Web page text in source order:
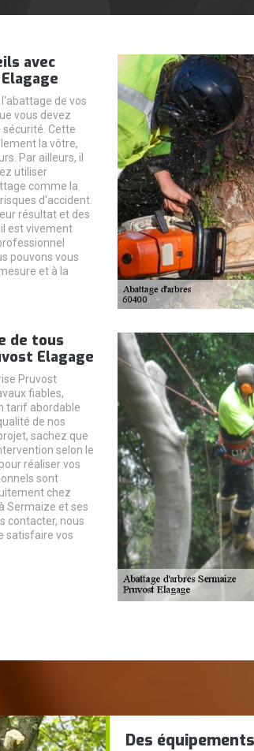
avec
de vos
vous devez
Cette
la vôtre,
Par ailleurs, il
utiliser
comme la
d'accident.
résultat et des
est vivement
pouvons vous
et à la
de tous
Elagage
Pruvost
fiables,
tarif abordable
de nos
sachez que
selon le
réaliser vos
sont
chez
Sermaize et ses
contacter, nous
satisfaire vos
Des